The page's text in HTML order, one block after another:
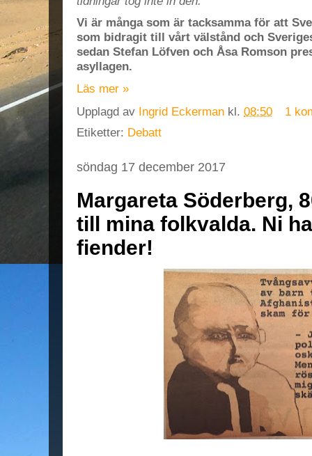
Vi är många som är tacksamma för att
som bidragit till vårt välstånd och
sedan Stefan Löfven och Åsa Romson
asyllagen.
Läs mer »
Upplagd av Ingrid Eckerman kl. 08:50
1
Etiketter: Debatt
söndag 17 december 2017
Margareta Söderberg,
till mina folkvalda. Ni
fiender!